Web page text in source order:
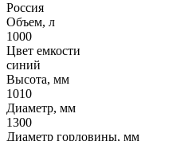
Россия
Объем, л
1000
Цвет емкости
синий
Высота, мм
1010
Диаметр, мм
1300
Диаметр горловины, мм